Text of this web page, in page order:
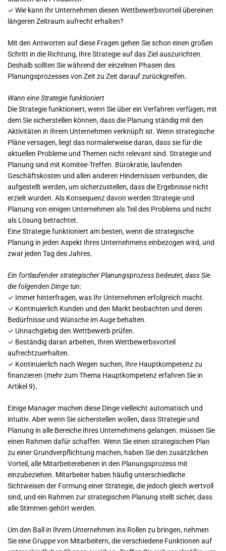
✓ Wie kann Ihr Unternehmen diesen Wettbewerbsvorteil übereinen
längeren Zeitraum aufrecht erhalten?
Mit den Antworten auf diese Fragen gehen Sie schon einen großen
Schritt in die Richtung, Ihre Strategie auf das Ziel auszurichten.
Deshalb sollten Sie während der einzelnen Phasen des
Planungsprozesses von Zeit zu Zeit darauf zurückgreifen.
Wann eine Strategie funktioniert
Die Strategie funktioniert, wenn Sie über ein Verfahren verfügen, mit
dem Sie sicherstellen können, dass die Planung ständig mit den
Aktivitäten in Ihrem Unternehmen verknüpft ist. Wenn strategische
Pläne versagen, liegt das normalerweise daran, dass sie für die
aktuellen Probleme und Themen nicht relevant sind. Strategie und
Planung sind mit Komitee-Treffen. Bürokratie, laufenden
Geschäftskosten und allen anderen Hindernissen verbunden, die
aufgestellt werden, um sicherzustellen, dass die Ergebnisse nicht
erzielt wurden. Als Konsequenz davon werden Strategie und
Planung von einigen Unternehmen als Teil des Problems und nicht
als Lösung betrachtet.
Eine Strategie funktioniert am besten, wenn die strategische
Planung in jeden Aspekt Ihres Unternehmens einbezogen wird, und
zwar jeden Tag des Jahres.
Ein fortlaufender strategischer Planungsprozess bedeutet, dass Sie
die folgenden Dinge tun:
✓ Immer hinterfragen, was Ihr Unternehmen erfolgreich macht.
✓ Kontinuierlich Kunden und den Markt beobachten und deren
Bedürfnisse und Wünsche im Auge behalten.
✓ Unnachgiebig den Wettbewerb prüfen.
✓ Beständig daran arbeiten, Ihren Wettbewerbsvorteil
aufrechtzuerhalten.
✓ Kontinuierlich nach Wegen suchen, Ihre Hauptkompetenz zu
finanzieren (mehr zum Thema Hauptkompetenz erfahren Sie in
Artikel 9).
Einige Manager machen diese Dinge vielleicht automatisch und
intuitiv. Aber wenn Sie sicherstellen wollen, dass Strategie und
Planung in alle Bereiche Ihres Unternehmens gelangen. müssen Sie
einen Rahmen dafür schaffen. Wenn Sie einen strategischen Plan
zu einer Grundverpflichtung machen, haben Sie den zusätzlichen
Vorteil, alle Mitarbeiterebenen in den Planungsprozess mit
einzubeziehen. Mitarbeiter haben häufig unterschiedliche
Sichtweisen der Formung einer Strategie, die jedoch gleich wertvoll
sind, und ein Rahmen zur strategischen Planung stellt sicher, dass
alle Stimmen gehört werden.
Um den Ball in Ihrem Unternehmen ins Rollen zu bringen, nehmen
Sie eine Gruppe von Mitarbeitern, die verschiedene Funktionen auf